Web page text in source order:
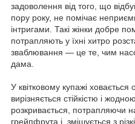
задоволення від того, що
пору року, не помічає
інтригами. Такі жінки добре
потрапляють у їхні хитро
зваблювання — це те, чим
дама.
У квітковому купажі ховається
вирізняється стійкістю і
розкривається, потрапляючи
грейпфрута і змішується з